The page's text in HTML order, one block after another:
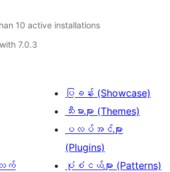
10 active installations
7.0.3
က်
ပြခန်း (Showcase)
သီးမားများ (Themes)
ပလပ်အင်များ
(Plugins)
ပုံစံငယ်များ (Patterns)